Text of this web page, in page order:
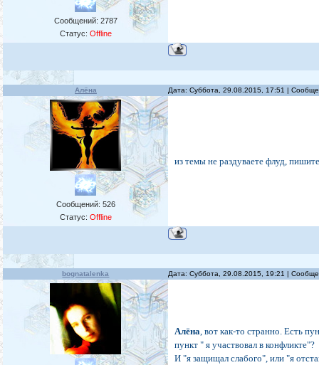
Сообщений: 2787
Статус: Offline
Алёна Дата: Суббота, 29.08.2015, 17:51 |
Сообщений: 526
Статус: Offline
из темы не раздуваете флуд,
bognatalenka Дата: Суббота, 29.08.2015, 19:21 |
Алёна, вот как-то странно. Есть
пункт " я участвовал в конфликте"?
И "я защищал слабого", или "я